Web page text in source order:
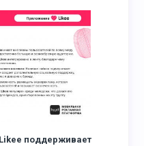
поддерживает